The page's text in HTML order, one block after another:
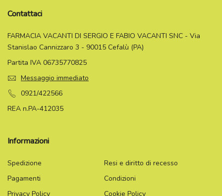
Contattaci
FARMACIA VACANTI DI SERGIO E FABIO VACANTI SNC - Via
Stanislao Cannizzaro 3 - 90015 Cefalù (PA)
Partita IVA 06735770825
Messaggio immediato
0921/422566
REA n.PA-412035
Informazioni
Spedizione
Resi e diritto di recesso
Pagamenti
Condizioni
Privacy Policy
Cookie Policy